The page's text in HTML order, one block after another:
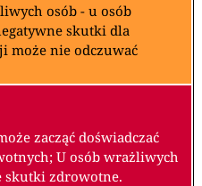
osób - u osób
skutki dla
może nie odczuwać
zacząć doświadczać
U osób wrażliwych
skutki zdrowotne.